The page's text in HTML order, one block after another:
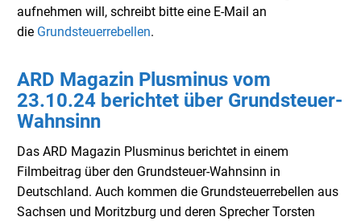
aufnehmen will, schreibt bitte eine E-Mail an
die Grundsteuerrebellen.
ARD Magazin Plusminus vom
23.10.24 berichtet über Grundsteuer-
Wahnsinn
Das ARD Magazin Plusminus berichtet in einem
Filmbeitrag über den Grundsteuer-Wahnsinn in
Deutschland. Auch kommen die Grundsteuerrebellen aus
Sachsen und Moritzburg und deren Sprecher Torsten